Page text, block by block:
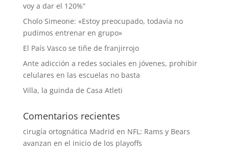
voy a dar el 120%”
Cholo Simeone: «Estoy preocupado, todavía no
pudimos entrenar en grupo»
El País Vasco se tiñe de franjirrojo
Ante adicción a redes sociales en jóvenes, prohibir
celulares en las escuelas no basta
Villa, la guinda de Casa Atleti
Comentarios recientes
cirugía ortognática Madrid en NFL: Rams y Bears
avanzan en el inicio de los playoffs